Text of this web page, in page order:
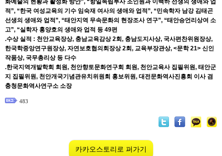
화예술의 현황과 활성화 방안”, “항일독립투사 조인원과 이백하 선생의 생애와 업
적”, “한국 여성교육의 기수 임숙재 여사의 생애와 업적”, “민속학자 남강 김태곤
선생의 생애와 업적”, “태안지역 무속문화의 현장조사 연구”, “태안승언리상여 소
고”, “실학자 홍양호의 생애와 업적 등 49편
.수상 실적 : 천안교육장상, 충남교육감상 2회, 충남도지사상, 국사편찬위원장상,
한국학중앙연구원장상, 자연보호협의회장상 2회, 교육부장관상, <문학 21> 신인
작품상, 국무총리상 등 다수
.한국지역개발학회 회원, 천안향토문화연구회 회원, 천안교육사 집필위원, 태안군
지 집필위원, 천안개국기념관유치위원회 홍보위원, 대전문화역사진흥회 이사 겸
충청문화역사연구소 소장
483
카카오스토리로 퍼가기